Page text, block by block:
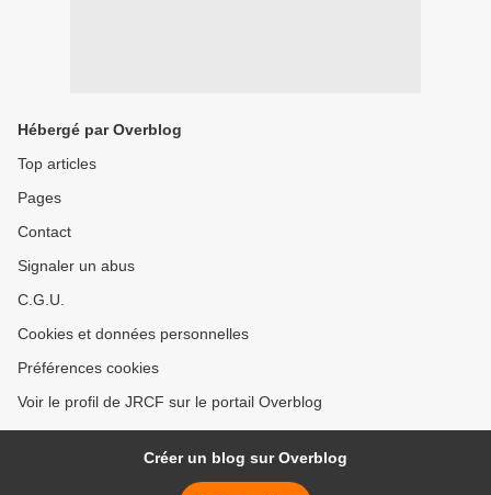
Hébergé par Overblog
Top articles
Pages
Contact
Signaler un abus
C.G.U.
Cookies et données personnelles
Préférences cookies
Voir le profil de JRCF sur le portail Overblog
Créer un blog sur Overblog